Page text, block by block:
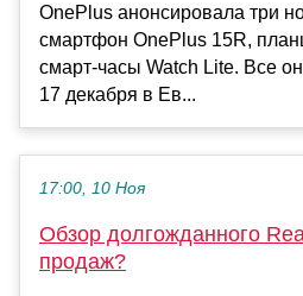
OnePlus анонсировала три
смартфон OnePlus 15R,
смарт-часы Watch Lite. Все
17 декабря в Ев...
17:00, 10 Ноя
Обзор долгожданного
продаж?